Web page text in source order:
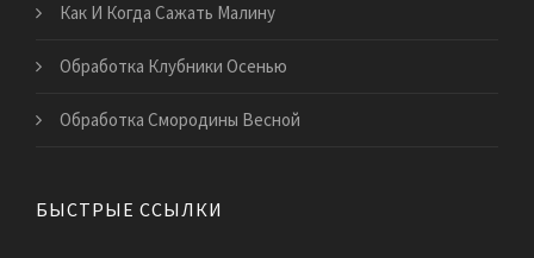
Как И Когда Сажать Малину
Обработка Клубники Осенью
Обработка Смородины Весной
БЫСТРЫЕ ССЫЛКИ